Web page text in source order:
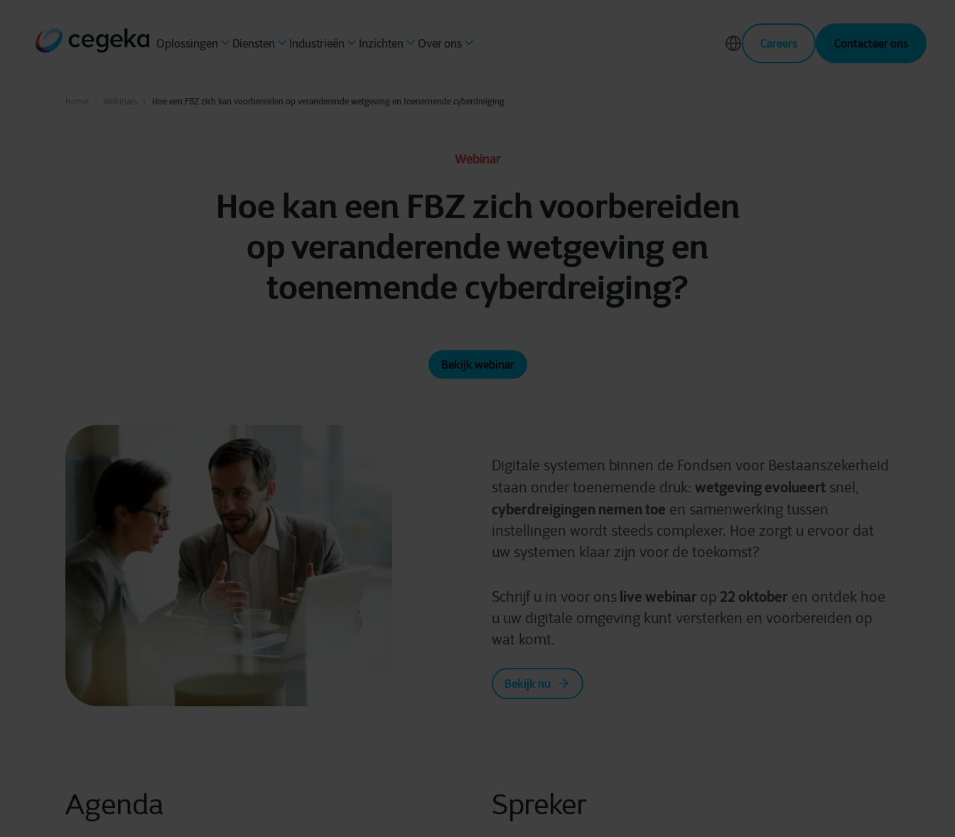
Oplossingen Diensten Industrieën Inzichten Over ons Careers Contacteer ons
Home Webinars Hoe een FBZ zich kan voorbereiden op veranderende wetgeving en toenemende cyberdreiging
Webinar
Hoe kan een FBZ zich voorbereiden
op veranderende wetgeving en
toenemende cyberdreiging?
Bekijk webinar
Digitale systemen binnen de Fondsen voor Bestaanszekerheid
staan onder toenemende druk: wetgeving evolueert snel,
cyberdreigingen nemen toe en samenwerking tussen
instellingen wordt steeds complexer. Hoe zorgt u ervoor dat
uw systemen klaar zijn voor de toekomst?
Schrijf u in voor ons live webinar op 22 oktober en ontdek hoe
u uw digitale omgeving kunt versterken en voorbereiden op
wat komt.
Bekijk nu
Agenda Spreker